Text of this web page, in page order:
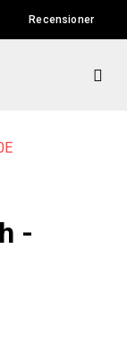
Recensioner
-